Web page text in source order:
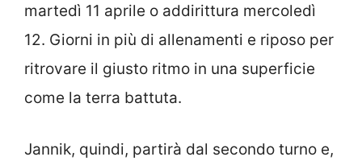
martedì 11 aprile o addirittura mercoledì
12. Giorni in più di allenamenti e riposo per
ritrovare il giusto ritmo in una superficie
come la terra battuta.
Jannik, quindi, partirà dal secondo turno e,